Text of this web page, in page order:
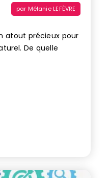
par Mélanie LEFÈVRE
atout précieux pour
De quelle